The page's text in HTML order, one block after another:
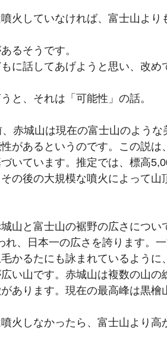
噴火していなければ、富士山より
るそうです。
に話してあげようと思い、改め
と、それは「可能性」の話。
赤城山は現在の富士山のよう
があるというのです。この説
いています。推定では、標高
の後の大規模な噴火によって
山と富士山の裾野の広さにつ
れ、日本一の広さを誇ります。
かるたにも詠まれているよう
い山です。赤城山は複数の山
あります。現在の最高峰は黒檜
噴火しなかったら、富士山より高